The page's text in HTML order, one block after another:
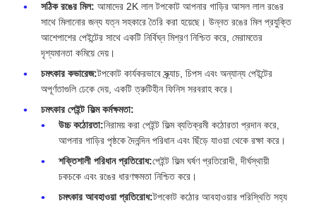
সঠিক রঙের মিল: আমাদের 2K লাল টপকোট আপনার গাড়ির আসল লাল রঙের
সাথে মিলানোর জন্য যত্ন সহকারে তৈরি করা হয়েছে। উন্নত রঙের মিল প্রযুক্তি
আশেপাশের পেইন্টের সাথে একটি নির্বিঘ্ন মিশ্রণ নিশ্চিত করে, মেরামতের
দৃশ্যমানতা কমিয়ে দেয়।
চমৎকার কভারেজ:টপকোট কার্যকরভাবে স্ক্র্যাচ, চিপস এবং অন্যান্য পেইন্টের
অপূর্ণতাগুলি ঢেকে দেয়, একটি ত্রুটিহীন ফিনিস সরবরাহ করে।
চমৎকার পেইন্ট ফিল্ম কর্মক্ষমতা:
উচ্চ কঠোরতা:নিরাময় করা পেইন্ট ফিল্ম ব্যতিক্রমী কঠোরতা প্রদান করে,
আপনার গাড়ির পৃষ্ঠকে দৈনন্দিন পরিধান এবং ছিঁড়ে যাওয়া থেকে রক্ষা করে।
শক্তিশালী পরিধান প্রতিরোধ:পেইন্ট ফিল্ম ঘর্ষণ প্রতিরোধী, দীর্ঘস্থায়ী
চকচকে এবং রঙের ধারণক্ষমতা নিশ্চিত করে।
চমৎকার আবহাওয়া প্রতিরোধ:টপকোট কঠোর আবহাওয়ার পরিস্থিতি সহ্য